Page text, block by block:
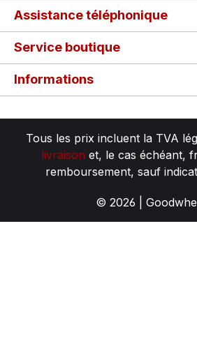
Assistance téléphonique
Service boutique
Informations
Tous les prix incluent la TVA
livraison et, le cas échéant,
remboursement, sauf
© 2026 |